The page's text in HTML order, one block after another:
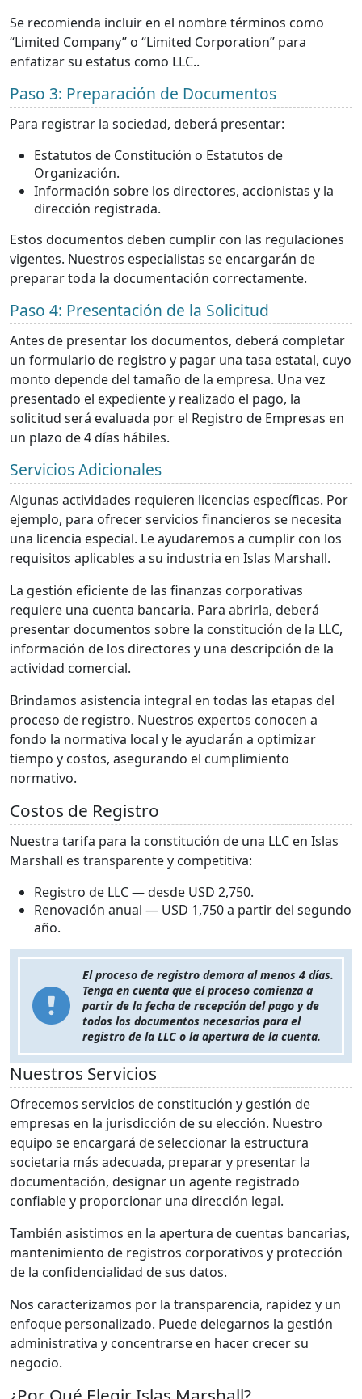
Se recomienda incluir en el nombre términos como
“Limited Company” o “Limited Corporation” para
enfatizar su estatus como LLC..
Paso 3: Preparación de Documentos
Para registrar la sociedad, deberá presentar:
Estatutos de Constitución o Estatutos de
Organización.
Información sobre los directores, accionistas y la
dirección registrada.
Estos documentos deben cumplir con las regulaciones
vigentes. Nuestros especialistas se encargarán de
preparar toda la documentación correctamente.
Paso 4: Presentación de la Solicitud
Antes de presentar los documentos, deberá completar
un formulario de registro y pagar una tasa estatal, cuyo
monto depende del tamaño de la empresa. Una vez
presentado el expediente y realizado el pago, la
solicitud será evaluada por el Registro de Empresas en
un plazo de 4 días hábiles.
Servicios Adicionales
Algunas actividades requieren licencias específicas. Por
ejemplo, para ofrecer servicios financieros se necesita
una licencia especial. Le ayudaremos a cumplir con los
requisitos aplicables a su industria en Islas Marshall.
La gestión eficiente de las finanzas corporativas
requiere una cuenta bancaria. Para abrirla, deberá
presentar documentos sobre la constitución de la LLC,
información de los directores y una descripción de la
actividad comercial.
Brindamos asistencia integral en todas las etapas del
proceso de registro. Nuestros expertos conocen a
fondo la normativa local y le ayudarán a optimizar
tiempo y costos, asegurando el cumplimiento
normativo.
Costos de Registro
Nuestra tarifa para la constitución de una LLC en Islas
Marshall es transparente y competitiva:
Registro de LLC — desde USD 2,750.
Renovación anual — USD 1,750 a partir del segundo
año.
El proceso de registro demora al menos 4 días.
Tenga en cuenta que el proceso comienza a
partir de la fecha de recepción del pago y de
todos los documentos necesarios para el
registro de la LLC o la apertura de la cuenta.
Nuestros Servicios
Ofrecemos servicios de constitución y gestión de
empresas en la jurisdicción de su elección. Nuestro
equipo se encargará de seleccionar la estructura
societaria más adecuada, preparar y presentar la
documentación, designar un agente registrado
confiable y proporcionar una dirección legal.
También asistimos en la apertura de cuentas bancarias,
mantenimiento de registros corporativos y protección
de la confidencialidad de sus datos.
Nos caracterizamos por la transparencia, rapidez y un
enfoque personalizado. Puede delegarnos la gestión
administrativa y concentrarse en hacer crecer su
negocio.